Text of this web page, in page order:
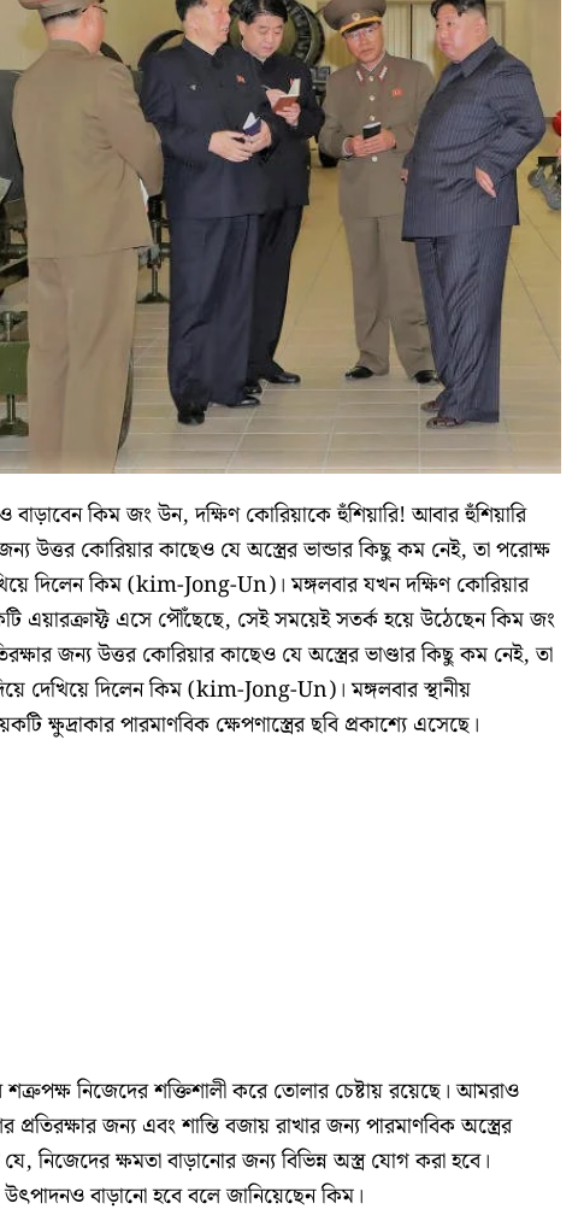
কিম জং উন, দক্ষিণ কোরিয়াকে হুঁশিয়ারি! আবার হুঁশিয়ারি
উত্তর কোরিয়ার কাছেও যে অস্ত্রের ভান্ডার কিছু কম নেই, তা পরোক্ষ
দিলেন কিম (kim-Jong-Un)। মঙ্গলবার যখন দক্ষিণ কোরিয়ার
এয়ারক্রাফ্ট এসে পৌঁছেছে, সেই সময়েই সতর্ক হয়ে উঠেছেন কিম জং
জন্য উত্তর কোরিয়ার কাছেও যে অস্ত্রের ভাণ্ডার কিছু কম নেই, তা
দেখিয়ে দিলেন কিম (kim-Jong-Un)। মঙ্গলবার স্থানীয়
ক্ষুদ্রাকার পারমাণবিক ক্ষেপণাস্ত্রের ছবি প্রকাশ্যে এসেছে।
নিজেদের শক্তিশালী করে তোলার চেষ্টায় রয়েছে। আমরাও
জন্য এবং শান্তি বজায় রাখার জন্য পারমাণবিক অস্ত্রের
নিজেদের ক্ষমতা বাড়ানোর জন্য বিভিন্ন অস্ত্র যোগ করা হবে।
উৎপাদনও বাড়ানো হবে বলে জানিয়েছেন কিম।